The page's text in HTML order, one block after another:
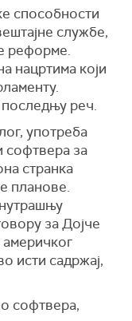
способности
службе,
реформе.
нацртима који
последњу реч.
употреба
софтвера за
странка
планове.
за Дојче
исти садржај,
софтвера,